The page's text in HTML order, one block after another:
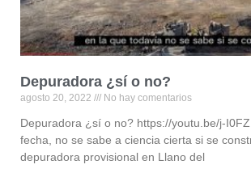
Depuradora ¿sí o no?
agosto 20, 2022 No hay comentarios
Depuradora ¿sí o no? https://youtu.be/j-
fecha, no se sabe a ciencia cierta si se
depuradora provisional en Llano del